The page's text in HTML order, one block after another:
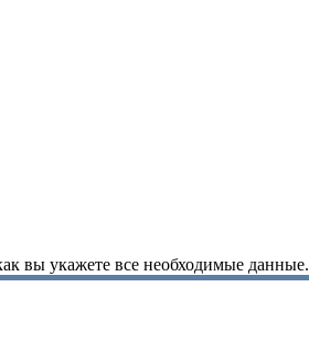
вы укажете все необходимые данные.